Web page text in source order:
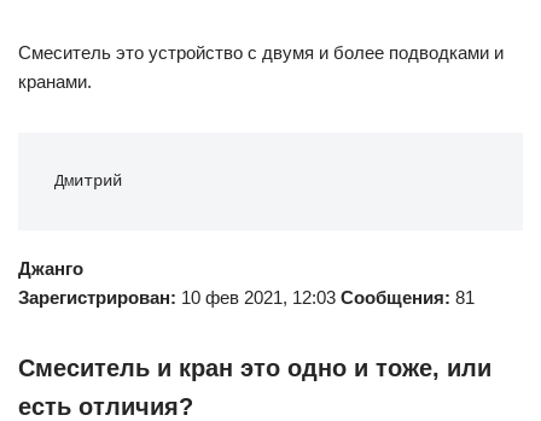
Смеситель это устройство с двумя и более подводками и
кранами.
Дмитрий
Джанго
Зарегистрирован: 10 фев 2021, 12:03 Сообщения: 81
Смеситель и кран это одно и тоже, или
есть отличия?